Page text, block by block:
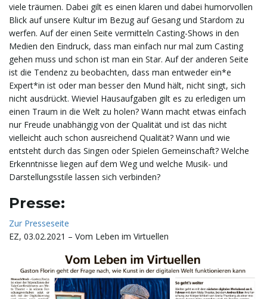
t
u
viele träumen. Dabei gilt es einen klaren und dabei humorvollen
Blick auf unsere Kultur im Bezug auf Gesang und Stardom zu
werfen. Auf der einen Seite vermitteln Casting-Shows in den
Medien den Eindruck, dass man einfach nur mal zum Casting
gehen muss und schon ist man ein Star. Auf der anderen Seite
ist die Tendenz zu beobachten, dass man entweder ein*e
Expert*in ist oder man besser den Mund hält, nicht singt, sich
nicht ausdrückt. Wieviel Hausaufgaben gilt es zu erledigen um
einen Traum in die Welt zu holen? Wann macht etwas einfach
nur Freude unabhängig von der Qualität und ist das nicht
vielleicht auch schon ausreichend Qualität? Wann und wie
entsteht durch das Singen oder Spielen Gemeinschaft? Welche
Erkenntnisse liegen auf dem Weg und welche Musik- und
Darstellungsstile lassen sich verbinden?
Presse:
Zur Presseseite
EZ, 03.02.2021 – Vom Leben im Virtuellen